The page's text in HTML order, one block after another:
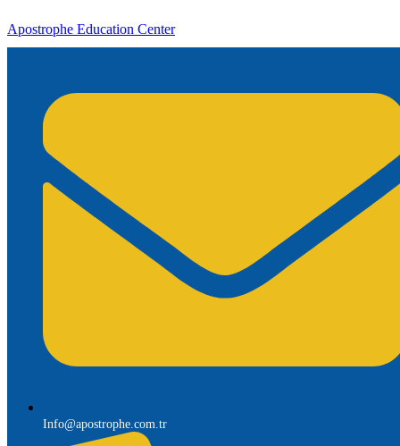
Apostrophe Education Center
Info@apostrophe.com.tr